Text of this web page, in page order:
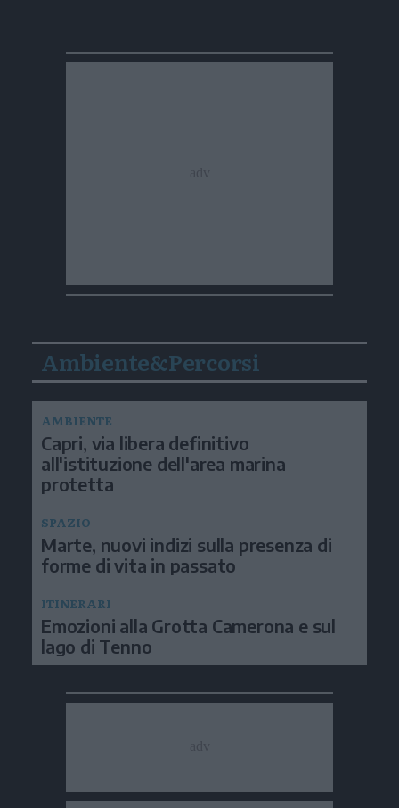
Ambiente&Percorsi
AMBIENTE
Capri, via libera definitivo
all'istituzione dell'area marina
protetta
SPAZIO
Marte, nuovi indizi sulla presenza di
forme di vita in passato
ITINERARI
Emozioni alla Grotta Camerona e sul
lago di Tenno